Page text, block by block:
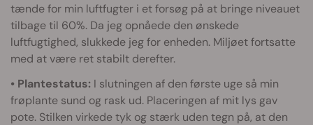
tænde for min luftfugter i et forsøg på at bringe niveauet
tilbage til 60%. Da jeg opnåede den ønskede
luftfugtighed, slukkede jeg for enheden. Miljøet fortsatte
med at være ret stabilt derefter.
• Plantestatus: I slutningen af den første uge så min
frøplante sund og rask ud. Placeringen af mit lys gav
pote. Stilken virkede tyk og stærk uden tegn på, at den